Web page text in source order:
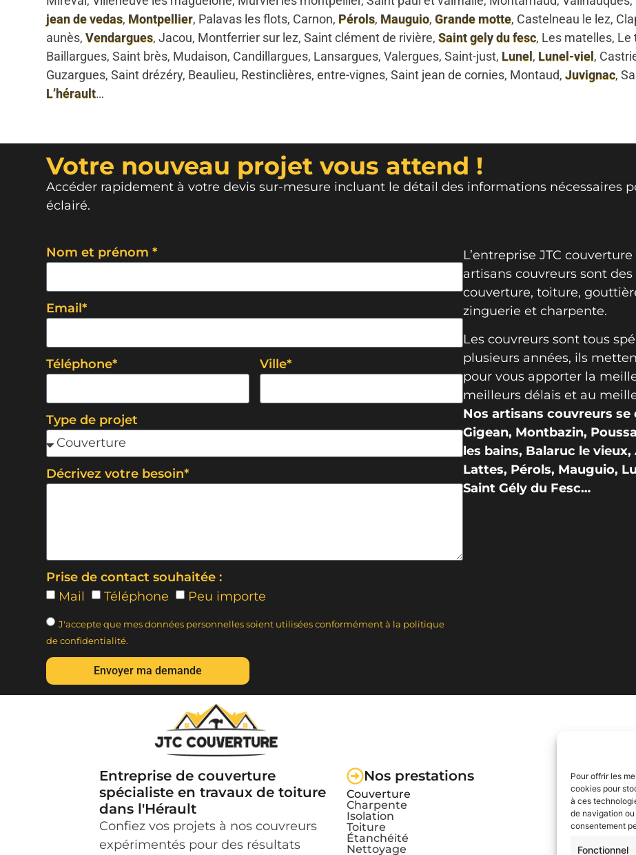
Pour offrir les
cookies pour
à ces
de navigation
consentement
Fonctionnel
jean de vedas, Montpellier, Palavas les flots, Carnon, Pérols, Mauguio,Grande motte, Castelneau le lez,
aunès,Vendargues, Jacou, Montferrier sur lez, Saint clément de rivière,Saint gely du fesc, Les matelles, Le
Baillargues, Saint brès, Mudaison, Candillargues, Lansargues, Valergues, Saint-just, Lunel, Lunel-viel,
Guzargues, Saint drézéry, Beaulieu, Restinclières, entre-vignes, Saint jean de cornies, Montaud,Juvignac,
L’hérault…
Votre nouveau projet vous attend !
Accéder rapidement à votre devis sur-mesure incluant le détail des informations nécessaires
éclairé.
Nom et prénom *
Email*
Téléphone* Ville*
Type de projet
Décrivez votre besoin*
Prise de contact souhaitée :
Mail
Téléphone Peu importe
J'accepte que mes données personnelles soient utilisées conformément à la politique
de confidentialité.
Envoyer ma demande
L’entreprise JTC
artisans couvreurs sont
couverture, toiture,
zinguerie et charpente.
Les couvreurs sont tous
plusieurs années, ils
pour vous apporter la
meilleurs délais et au
Nos artisans couvreurs se
Gigean, Montbazin,
les bains, Balaruc le vieux,
Lattes, Pérols, Mauguio,
Saint Gély du Fesc…
Entreprise de couverture
spécialiste en travaux de toiture
dans l'Hérault
Confiez vos projets à nos couvreurs
expérimentés pour des résultats
Nos prestations
Couverture
Charpente
Isolation
Toiture
Étanchéité
Nettoyage